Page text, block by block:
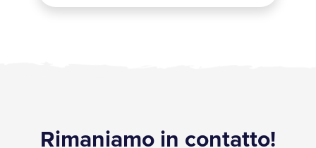
Rimaniamo in contatto!